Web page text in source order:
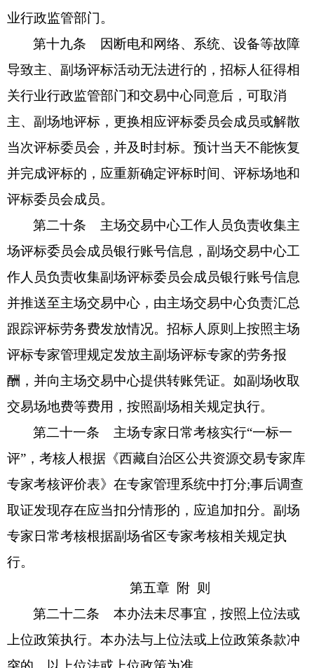
业行政监管部门。
第十九条 因断电和网络、系统、设备等故障
导致主、副场评标活动无法进行的，招标人征得相
关行业行政监管部门和交易中心同意后，可取消
主、副场地评标，更换相应评标委员会成员或解散
当次评标委员会，并及时封标。预计当天不能恢复
并完成评标的，应重新确定评标时间、评标场地和
评标委员会成员。
第二十条 主场交易中心工作人员负责收集主
场评标委员会成员银行账号信息，副场交易中心工
作人员负责收集副场评标委员会成员银行账号信息
并推送至主场交易中心，由主场交易中心负责汇总
跟踪评标劳务费发放情况。招标人原则上按照主场
评标专家管理规定发放主副场评标专家的劳务报
酬，并向主场交易中心提供转账凭证。如副场收取
交易场地费等费用，按照副场相关规定执行。
第二十一条 主场专家日常考核实行“一标一
评”，考核人根据《西藏自治区公共资源交易专家库
专家考核评价表》在专家管理系统中打分;事后调查
取证发现存在应当扣分情形的，应追加扣分。副场
专家日常考核根据副场省区专家考核相关规定执
行。
第五章 附 则
第二十二条本办法未尽事宜，按照上位法或
上位政策执行。本办法与上位法或上位政策条款冲